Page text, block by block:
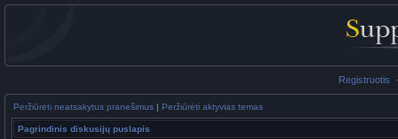
Registruotis
Peržiūrėti neatsakytus pranešimus | Peržiūrėti aktyvias temas
Pagrindinis diskusijų puslapis